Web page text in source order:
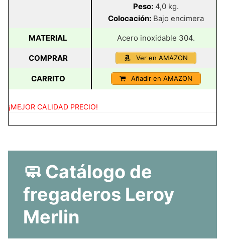
Peso:4,0 kg.
Colocación:Bajo encimera
MATERIAL Acero inoxidable 304.
COMPRAR Ver en AMAZON
CARRITO Añadir en AMAZON
¡MEJOR CALIDAD PRECIO!
🧼 Catálogo de
fregaderos Leroy
Merlin